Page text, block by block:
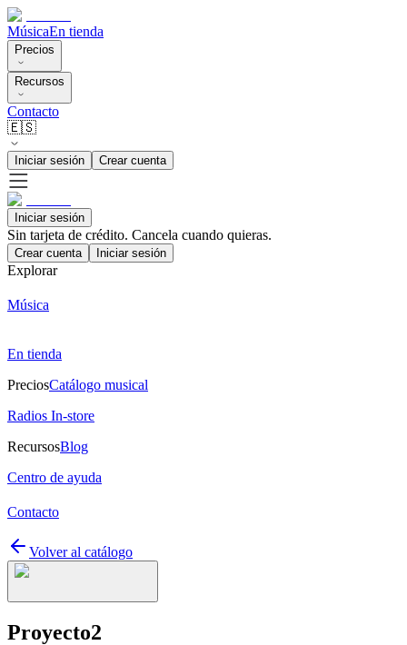
MúsicaEn tienda
Precios
Recursos
Contacto
🇪🇸
Iniciar sesión Crear cuenta
Iniciar sesión
Sin tarjeta de crédito. Cancela cuando quieras.
Crear cuenta Iniciar sesión
Explorar
Música
En tienda
PreciosCatálogo musical
Radios In-store
RecursosBlog
Centro de ayuda
Contacto
Volver al catálogo
Proyecto2